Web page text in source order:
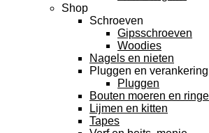
Shop
Schroeven
Gipsschroeven
Woodies
Nagels en nieten
Pluggen en verankering
Pluggen
Bouten moeren en
Lijmen en kitten
Tapes